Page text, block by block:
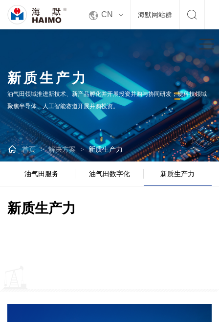
 CN 海默网站群 
新质生产力
油气田领域推进新技术、新产品孵化并开展投资并购与协同研发；硬科技领域
聚焦半导体、人工智能赛道开展并购投资。
 首页 > 解决方案 > 新质生产力
油气田服务 油气田数字化 新质生产力
新质生产力